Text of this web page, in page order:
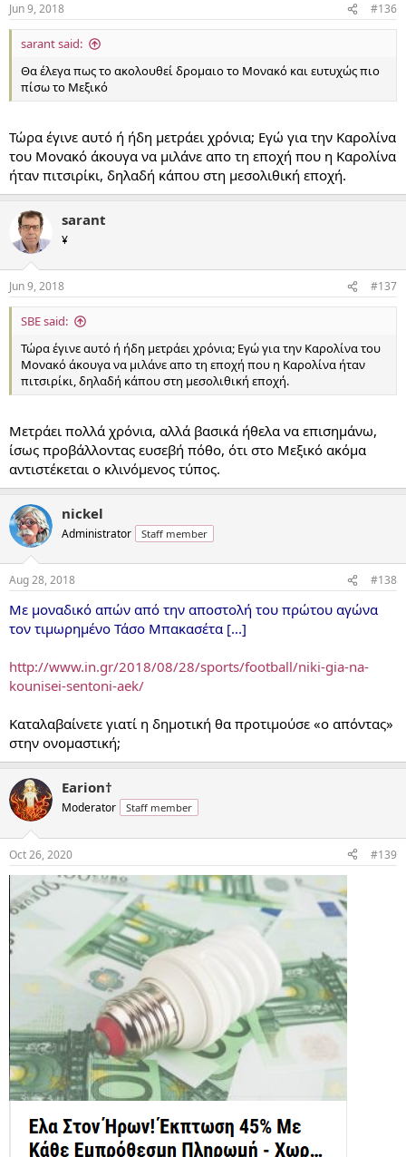
Jun 9, 2018 #136
sarant said:
Θα έλεγα πως το ακολουθεί δρομαιο το Μονακό και ευτυχώς πιο
πίσω το Μεξικό
Τώρα έγινε αυτό ή ήδη μετράει χρόνια; Εγώ για την Καρολίνα
του Μονακό άκουγα να μιλάνε απο τη εποχή που η Καρολίνα
ήταν πιτσιρίκι, δηλαδή κάπου στη μεσολιθική εποχή.
sarant
¥
Jun 9, 2018 #137
SBE said:
Τώρα έγινε αυτό ή ήδη μετράει χρόνια; Εγώ για την Καρολίνα του
Μονακό άκουγα να μιλάνε απο τη εποχή που η Καρολίνα ήταν
πιτσιρίκι, δηλαδή κάπου στη μεσολιθική εποχή.
Μετράει πολλά χρόνια, αλλά βασικά ήθελα να επισημάνω,
ίσως προβάλλοντας ευσεβή πόθο, ότι στο Μεξικό ακόμα
αντιστέκεται ο κλινόμενος τύπος.
nickel
Administrator Staff member
Aug 28, 2018 #138
Με μοναδικό απών από την αποστολή του πρώτου αγώνα
τον τιμωρημένο Τάσο Μπακασέτα [...]
http://www.in.gr/2018/08/28/sports/football/niki-gia-na-
kounisei-sentoni-aek/
Καταλαβαίνετε γιατί η δημοτική θα προτιμούσε «ο απόντας»
στην ονομαστική;
Earion†
Moderator Staff member
Oct 26, 2020 #139